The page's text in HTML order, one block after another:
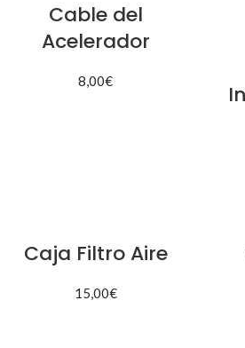
Cable del
Acelerador
8,00€
Caja Filtro Aire
15,00€